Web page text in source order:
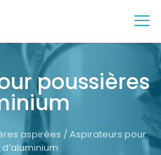
poussières
aspirées / Aspirateurs pour